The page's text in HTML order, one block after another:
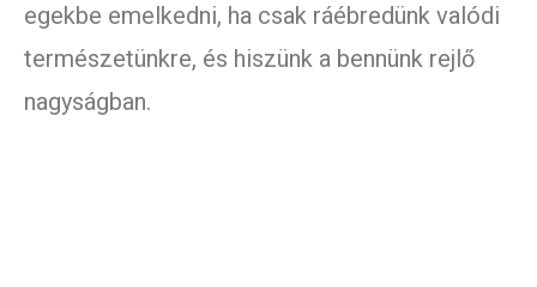
egekbe emelkedni, ha csak ráébredünk valódi
természetünkre, és hiszünk a bennünk rejlő
nagyságban.